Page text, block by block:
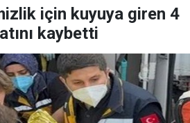
için kuyuya giren 4
kaybetti